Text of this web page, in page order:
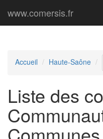
www.comersis.fr
Accueil Haute-Saône
Liste des